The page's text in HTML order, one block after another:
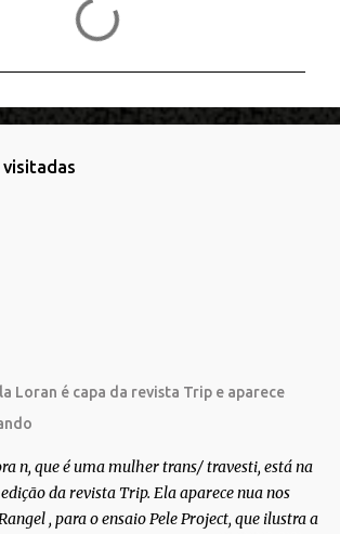
visitadas
Loran é capa da revista Trip e aparece
n, que é uma mulher trans/ travesti, está na
da revista Trip. Ela aparece nua nos
, para o ensaio Pele Project, que ilustra a